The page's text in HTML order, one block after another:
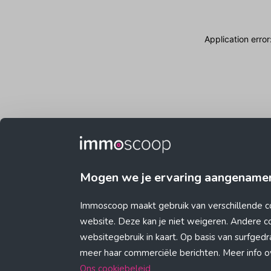
Mogen we je ervaring
Immoscoop maakt gebruik van verschillende
website. Deze kan je niet weigeren. Andere
websitegebruik in kaart. Op basis van
meer haar commerciële berichten. Meer info
Ons cookiebeleid
Application